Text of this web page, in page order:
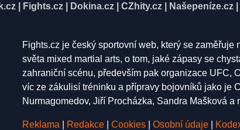
Fights.cz Dokina.cz CZhity.cz Našepeníze.cz
Fights.cz je český sportovní web, který se
světa mixed martial arts, o tom, jaké zápasy se
zahraniční scénu, především pak organizace UFC,
víc ze zákulisí tréninku a přípravy bojovníků jako je
Nurmagomedov, Jiří Procházka, Sandra Mašková a
Reklama Redakce Cookies Osobní údaje